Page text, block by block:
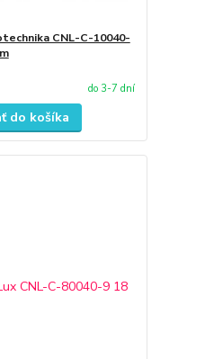
CNL-C-10040-
do 3-7 dní
do košíka